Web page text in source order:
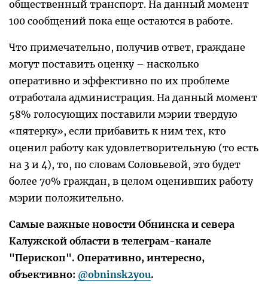
общественный транспорт. На данный момент
100 сообщений пока еще остаются в работе.
Что примечательно, получив ответ, граждане
могут поставить оценку – насколько
оперативно и эффективно по их проблеме
отработала администрация. На данный момент
58% голосующих поставили мэрии твердую
«пятерку», если прибавить к ним тех, кто
оценил работу как удовлетворительную (то есть
на 3 и 4), то, по словам Соловьевой, это будет
более 70% граждан, в целом оценивших работу
мэрии положительно.
Самые важные новости Обнинска и севера
Калужской области в телеграм-канале
"Перископ". Оперативно, интересно,
объективно: @obninsk2you.